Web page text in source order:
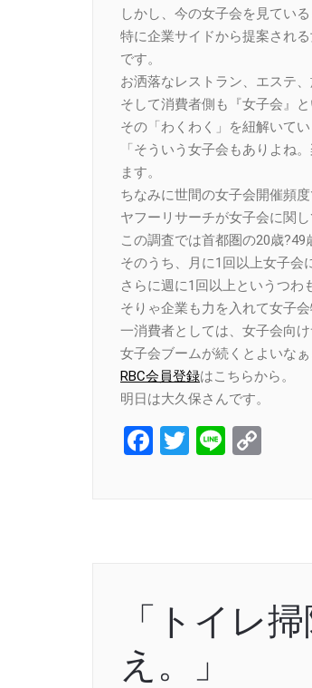
しかし、今の女子会を見てい
特に企業サイドから提案され
です。
お洒落なレストラン、エステ
そして消費者側も『女子会』
その「わくわく」を紐解いて
「そういう女子会もありよね
ます。
ちなみに世間の女子会開催頻
ヤフーリサーチが女子会に関
この調査では首都圏の20歳?49
そのうち、月に1回以上女子会
さらに週に1回以上というつわ
そりゃ企業も力を入れて女子
一消費者としては、女子会向
女子会ブームが続くとよいなぁ
RBC会員登録はこちらから。
明日は大久保さんです。
Facebook
Twitter
Line
「トイレ
え。」